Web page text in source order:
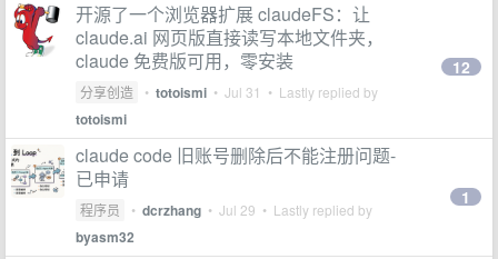
开源了一个浏览器扩展 claudeFS：让
claude.ai 网页版直接读写本地文件夹，
claude 免费版可用，零安装
分享创造 • totoismi • Jul 31 • Lastly replied by
totoismi
12
claude code 旧账号删除后不能注册问题-
已申请
程序员 • dcrzhang • Jul 29 • Lastly replied by
byasm32
1